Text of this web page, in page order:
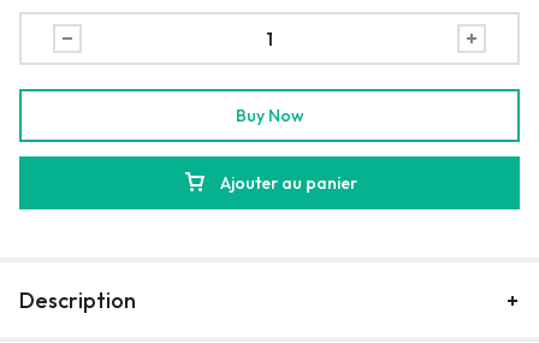
Ajouter au panier
Buy Now
Description